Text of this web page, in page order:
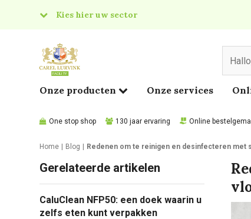
Kies hier uw sector
Food
Onze producten Onze services
One stop shop 130 jaar ervaring Online
Home Blog Redenen om te reinigen en desinfecteren met
Gerelateerde artikelen
CaluClean NFP50: een doek waarin u
zelfs eten kunt verpakken